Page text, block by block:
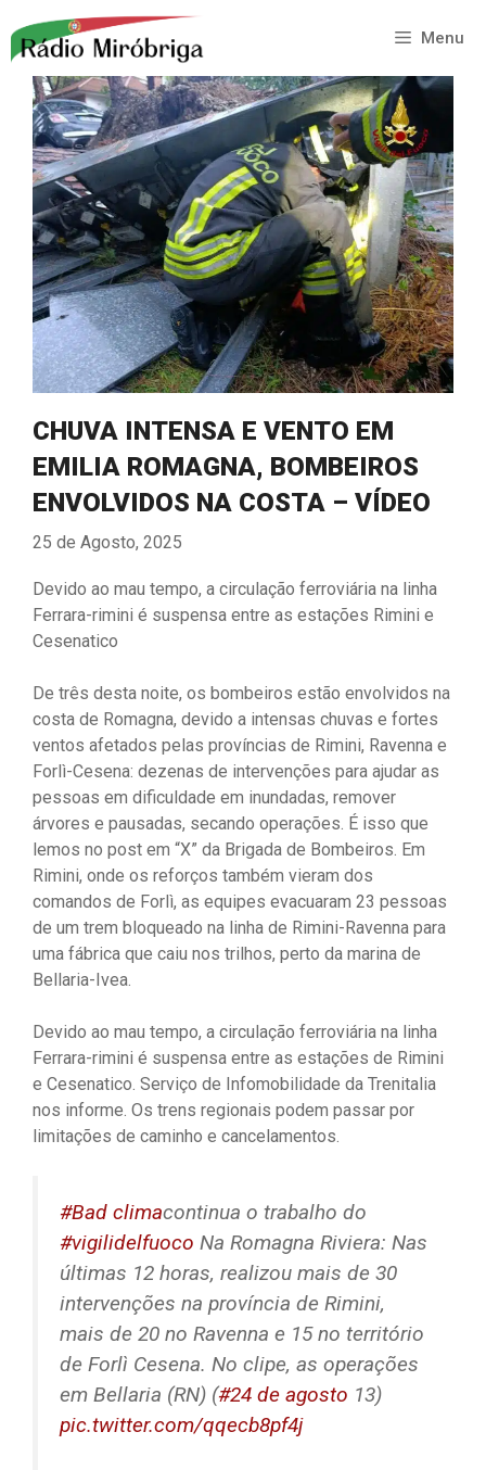
para
conteúdo
Menu
CHUVA INTENSA E VENTO EM
EMILIA ROMAGNA, BOMBEIROS
ENVOLVIDOS NA COSTA – VÍDEO
25 de Agosto, 2025
Devido ao mau tempo, a circulação ferroviária na linha
Ferrara-rimini é suspensa entre as estações Rimini e
Cesenatico
De três desta noite, os bombeiros estão envolvidos na
costa de Romagna, devido a intensas chuvas e fortes
ventos afetados pelas províncias de Rimini, Ravenna e
Forlì-Cesena: dezenas de intervenções para ajudar as
pessoas em dificuldade em inundadas, remover
árvores e pausadas, secando operações. É isso que
lemos no post em “X” da Brigada de Bombeiros. Em
Rimini, onde os reforços também vieram dos
comandos de Forlì, as equipes evacuaram 23 pessoas
de um trem bloqueado na linha de Rimini-Ravenna para
uma fábrica que caiu nos trilhos, perto da marina de
Bellaria-Ivea.
Devido ao mau tempo, a circulação ferroviária na linha
Ferrara-rimini é suspensa entre as estações de Rimini
e Cesenatico. Serviço de Infomobilidade da Trenitalia
nos informe. Os trens regionais podem passar por
limitações de caminho e cancelamentos.
#Bad climacontinua o trabalho do
#vigilidelfuoco Na Romagna Riviera: Nas
últimas 12 horas, realizou mais de 30
intervenções na província de Rimini,
mais de 20 no Ravenna e 15 no território
de Forlì Cesena. No clipe, as operações
em Bellaria (RN) (#24 de agosto 13)
pic.twitter.com/qqecb8pf4j